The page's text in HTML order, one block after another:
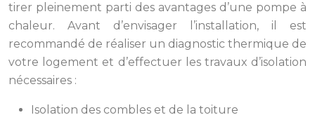
tirer pleinement parti des avantages d’une pompe à
chaleur. Avant d’envisager l’installation, il est
recommandé de réaliser un diagnostic thermique de
votre logement et d’effectuer les travaux d’isolation
nécessaires :
Isolation des combles et de la toiture